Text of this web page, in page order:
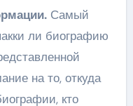
Самый
ли биографию
на то, откуда
кто